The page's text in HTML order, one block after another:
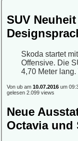
SUV
Skoda startet
Offensive. Die
4,70 Meter lang.
Von ub am 10.07.2016 um
gelesen 2.099 views
Neue
Octavia und